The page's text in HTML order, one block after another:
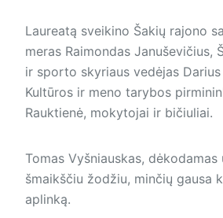
Laureatą sveikino Šakių rajono
meras Raimondas Januševičius,
ir sporto skyriaus vedėjas Darius
Kultūros ir meno tarybos
Rauktienė, mokytojai ir bičiuliai.
Tomas Vyšniauskas,
šmaikščiu žodžiu, minčių gausa
aplinką.